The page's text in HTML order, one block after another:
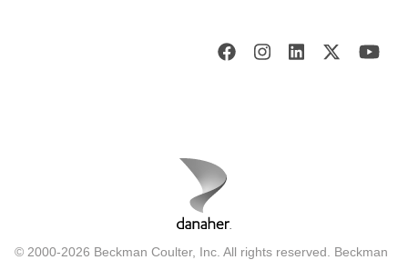
© 2000-2026 Beckman Coulter, Inc. All rights reserved. Beckman